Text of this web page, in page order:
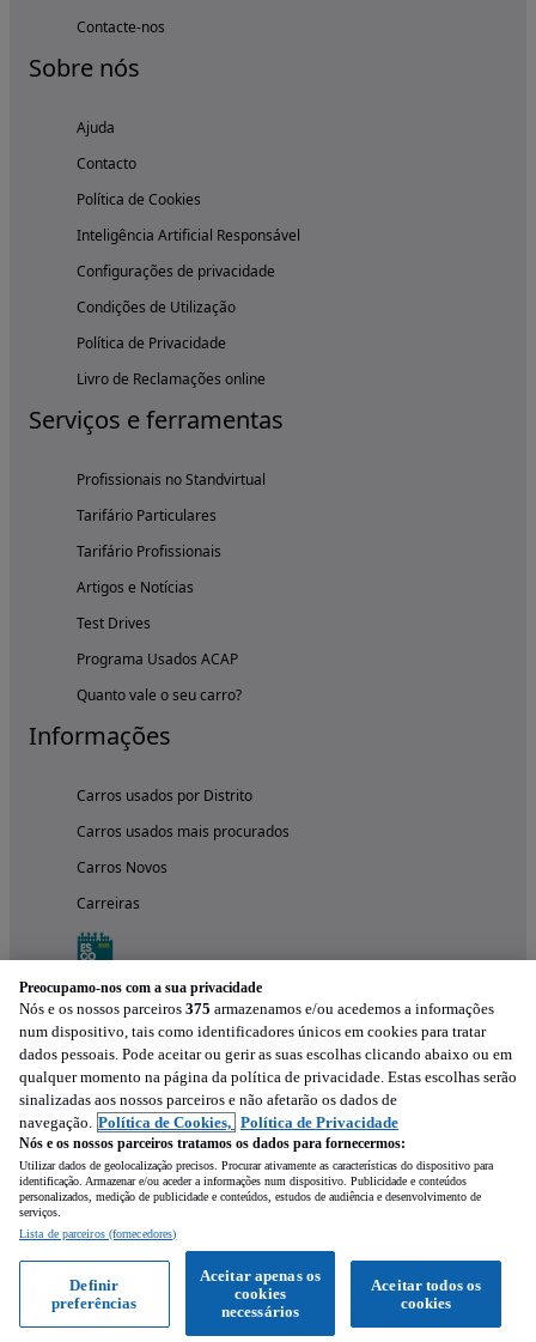
Contacte-nos
Sobre nós
Ajuda
Contacto
Política de Cookies
Inteligência Artificial Responsável
Configurações de privacidade
Condições de Utilização
Política de Privacidade
Livro de Reclamações online
Serviços e ferramentas
Profissionais no Standvirtual
Tarifário Particulares
Tarifário Profissionais
Artigos e Notícias
Test Drives
Programa Usados ACAP
Quanto vale o seu carro?
Informações
Carros usados por Distrito
Carros usados mais procurados
Carros Novos
Carreiras
Experimenta a aplicação
Preocupamo-nos com a sua privacidade
Nós e os nossos parceiros 375 armazenamos e/ou acedemos a informações
num dispositivo, tais como identificadores únicos em cookies para tratar
dados pessoais. Pode aceitar ou gerir as suas escolhas clicando abaixo ou em
qualquer momento na página da política de privacidade. Estas escolhas serão
sinalizadas aos nossos parceiros e não afetarão os dados de
navegação. Política de Cookies, Política de Privacidade
Nós e os nossos parceiros tratamos os dados para fornecermos:
Utilizar dados de geolocalização precisos. Procurar ativamente as características do dispositivo para
identificação. Armazenar e/ou aceder a informações num dispositivo. Publicidade e conteúdos
personalizados, medição de publicidade e conteúdos, estudos de audiência e desenvolvimento de
serviços.
Lista de parceiros (fornecedores)
Aceitar todos os
cookies
Aceitar apenas os
cookies
necessários
Definir
preferências